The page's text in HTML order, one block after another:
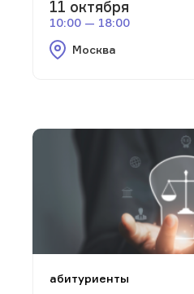
11 октября
10:00 — 18:00
Москва
абитуриенты